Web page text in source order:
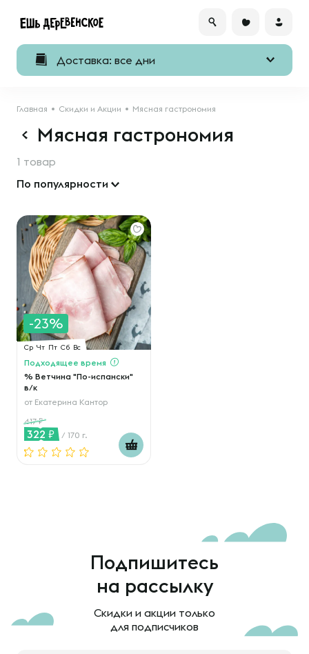
Доставка: все дни
Главная Скидки и Акции Мясная гастрономия
Мясная гастрономия
1 товар
По популярности
-23%
Ср Чт Пт Сб Вс
Подходящее время
% Ветчина "По-испански"
в/к
от Екатерина Кантор
417
322 / 170 г.
Подпишитесь
на рассылку
Скидки и акции только
для подписчиков